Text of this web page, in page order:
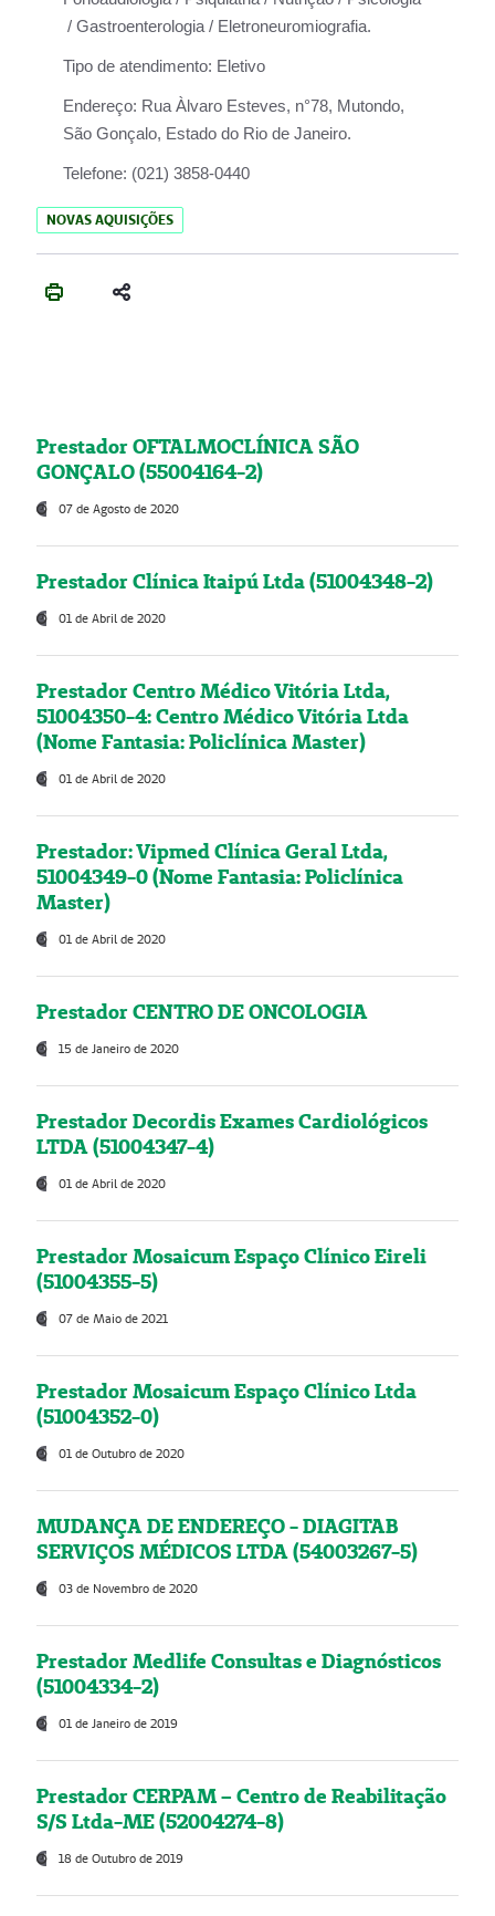
/ Gastroenterologia / Eletroneuromiografia.
Tipo de atendimento: Eletivo
Endereço: Rua Àlvaro Esteves, n°78, Mutondo,
São Gonçalo, Estado do Rio de Janeiro.
Telefone: (021) 3858-0440
NOVAS AQUISIÇÕES
Prestador OFTALMOCLÍNICA SÃO
GONÇALO (55004164-2)
07 de Agosto de 2020
Prestador Clínica Itaipú Ltda (51004348-2)
01 de Abril de 2020
Prestador Centro Médico Vitória Ltda,
51004350-4: Centro Médico Vitória Ltda
(Nome Fantasia: Policlínica Master)
01 de Abril de 2020
Prestador: Vipmed Clínica Geral Ltda,
51004349-0 (Nome Fantasia: Policlínica
Master)
01 de Abril de 2020
Prestador CENTRO DE ONCOLOGIA
15 de Janeiro de 2020
Prestador Decordis Exames Cardiológicos
LTDA (51004347-4)
01 de Abril de 2020
Prestador Mosaicum Espaço Clínico Eireli
(51004355-5)
07 de Maio de 2021
Prestador Mosaicum Espaço Clínico Ltda
(51004352-0)
01 de Outubro de 2020
MUDANÇA DE ENDEREÇO - DIAGITAB
SERVIÇOS MÉDICOS LTDA (54003267-5)
03 de Novembro de 2020
Prestador Medlife Consultas e Diagnósticos
(51004334-2)
01 de Janeiro de 2019
Prestador CERPAM – Centro de Reabilitação
S/S Ltda-ME (52004274-8)
18 de Outubro de 2019